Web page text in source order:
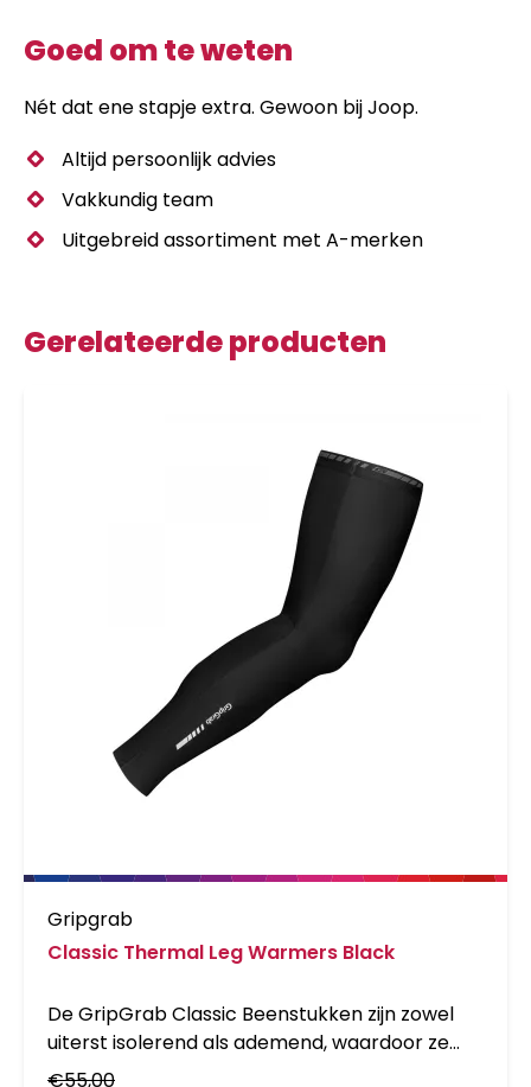
Goed om te weten
Nét dat ene stapje extra. Gewoon bij Joop.
Altijd persoonlijk advies
Vakkundig team
Uitgebreid assortiment met A-merken
Gerelateerde producten
Gripgrab
Classic Thermal Leg Warmers Black
De GripGrab Classic Beenstukken zijn zowel
uiterst isolerend als ademend, waardoor ze
ideaal zijn voor fietsen op koude winterdagen.
€55,00